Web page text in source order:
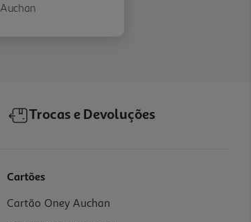
Auchan
Trocas e Devoluções
Cartões
Cartão Oney Auchan